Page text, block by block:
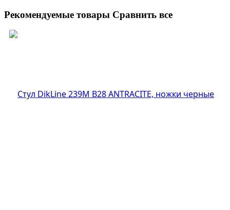
Рекомендуемые товары Сравнить все